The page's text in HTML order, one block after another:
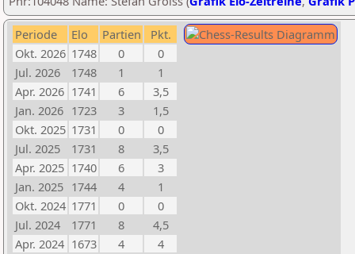
Periode Elo Partien
Pkt.
Okt. 2026 1748 0
0
Jul. 2026
1748 1
1
Apr. 2026 1741 6
3,5
Jan. 2026 1723 3
1,5
Okt. 2025 1731 0
0
Jul. 2025
1731 8
3,5
Apr. 2025 1740 6
3
Jan. 2025 1744 4
1
Okt. 2024 1771 0
0
Jul. 2024
1771 8
4,5
Apr. 2024 1673 4
4